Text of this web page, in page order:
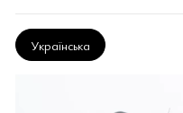
Українська